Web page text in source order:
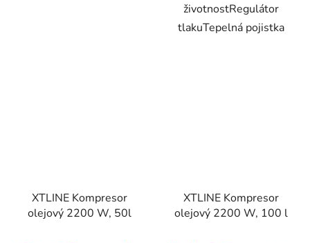
životnostRegulátor
tlakuTepelná pojistka
XTLINE Kompresor
olejový 2200 W, 50l
XTLINE Kompresor
olejový 2200 W, 100 l